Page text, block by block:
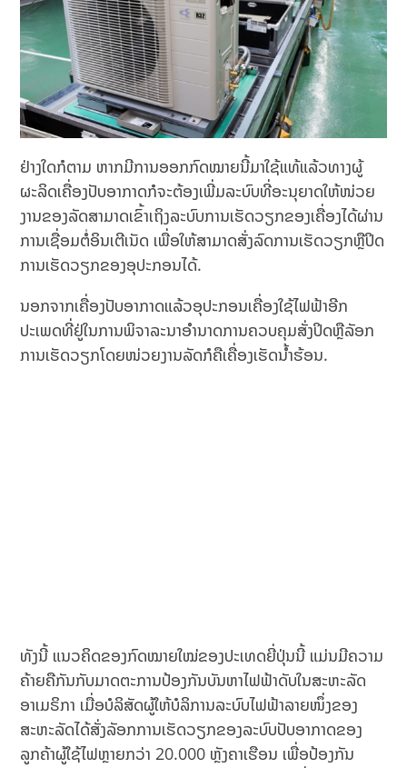
ຢ່າງໃດກໍຕາມ ຫາກມີການອອກກົດໝາຍນີ້ມາໃຊ້ແທ້ແລ້ວທາງຜູ້
ຜະລິດເຄື່ອງປັບອາກາດກໍຈະຕ້ອງເພີ່ມລະບົບທີ່ອະນຸຍາດໃຫ້ໜ່ວຍ
ງານຂອງລັດສາມາດເຂົ້າເຖິງລະບົບການເຮັດວຽກຂອງເຄື່ອງໄດ້ຜ່ານ
ການເຊື່ອມຕໍ່ອິນເຕີເນັດ ເພື່ອໃຫ້ສາມາດສັ່ງລົດການເຮັດວຽກຫຼືປິດ
ການເຮັດວຽກຂອງອຸປະກອນໄດ້.
ນອກຈາກເຄື່ອງປັບອາກາດແລ້ວອຸປະກອນເຄື່ອງໃຊ້ໄຟຟ້າອີກ
ປະເພດທີ່ຢູ່ໃນການພິຈາລະນາອໍານາດການຄວບຄຸມສັ່ງປິດຫຼືລັອກ
ການເຮັດວຽກໂດຍໜ່ວຍງານລັດກໍຄືເຄື່ອງເຮັດນ້ຳຮ້ອນ.
ທັງນີ້ ແນວຄິດຂອງກົດໝາຍໃໝ່ຂອງປະເທດຍີ່ປຸ່ນນີ້ ແມ່ນມີຄວາມ
ຄ້າຍຄືກັນກັບມາດຕະການປ້ອງກັນບັນຫາໄຟຟ້າດັບໃນສະຫະລັດ
ອາເມຣິກາ ເມື່ອບໍລິສັດຜູ້ໃຫ້ບໍລິການລະບົບໄຟຟ້າລາຍໜຶ່ງຂອງ
ສະຫະລັດໄດ້ສັ່ງລັອກການເຮັດວຽກຂອງລະບົບປັບອາກາດຂອງ
ລູກຄ້າຜູ້ໃຊ້ໄຟຫຼາຍກວ່າ 20.000 ຫຼັງຄາເຮືອນ ເພື່ອປ້ອງກັນ